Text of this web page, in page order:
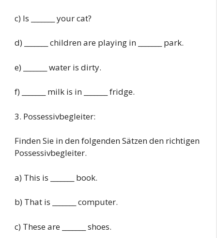
c) Is _______ your cat?
d) _______ children are playing in _______ park.
e) _______ water is dirty.
f) _______ milk is in _______ fridge.
3. Possessivbegleiter:
Finden Sie in den folgenden Sätzen den richtigen
Possessivbegleiter.
a) This is _______ book.
b) That is _______ computer.
c) These are _______ shoes.